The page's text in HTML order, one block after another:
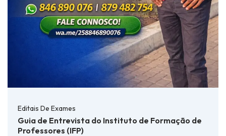
Editais De Exames
Guia de Entrevista do Instituto de Formação de
Professores (IFP)